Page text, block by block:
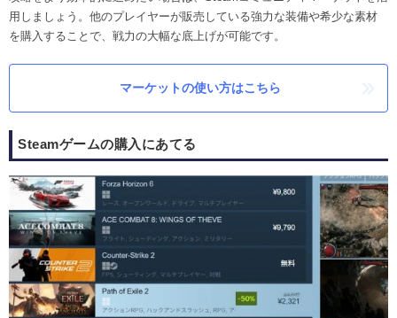
用しましょう。他のプレイヤーが販売している強力な装備や希少な素材
を購入することで、戦力の大幅な底上げが可能です。
マーケットの使い方はこちら
Steamゲームの購入にあてる